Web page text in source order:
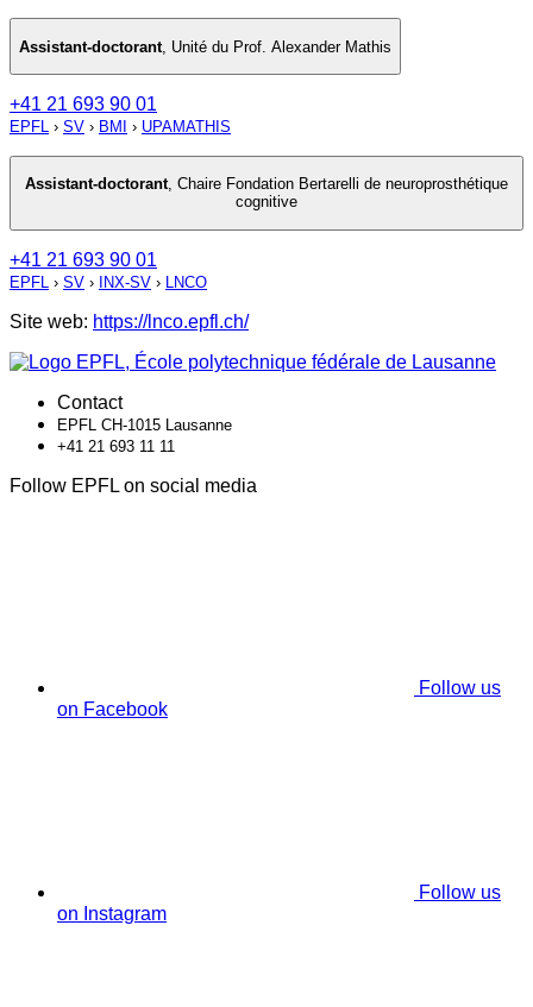
Assistant-doctorant Unité du Prof. Alexander Mathis
+41 21 693 90 01
EPFL › SV › BMI › UPAMATHIS
Assistant-doctorant, Chaire Fondation Bertarelli de neuroprosthétique
cognitive
+41 21 693 90 01
EPFL › SV › INX-SV › LNCO
Site web: https://lnco.epfl.ch/
Contact
EPFL CH-1015 Lausanne
+41 21 693 11 11
Follow EPFL on social media
Follow us
on Facebook
Follow us
on Instagram